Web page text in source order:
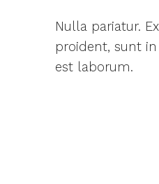
Nulla pariatur.
proident, sunt
est laborum.